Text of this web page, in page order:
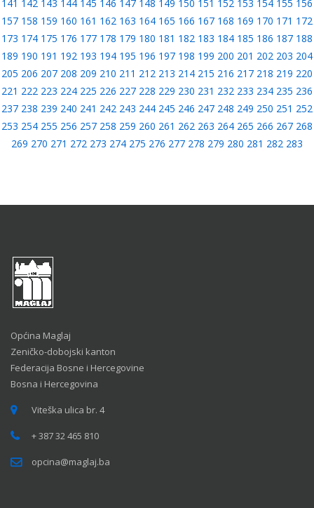
141 142 143 144 145 146 147 148 149 150 151 152 153 154 155 156
157 158 159 160 161 162 163 164 165 166 167 168 169 170 171 172
173 174 175 176 177 178 179 180 181 182 183 184 185 186 187 188
189 190 191 192 193 194 195 196 197 198 199 200 201 202 203 204
205 206 207 208 209 210 211 212 213 214 215 216 217 218 219 220
221 222 223 224 225 226 227 228 229 230 231 232 233 234 235 236
237 238 239 240 241 242 243 244 245 246 247 248 249 250 251 252
253 254 255 256 257 258 259 260 261 262 263 264 265 266 267 268
269 270 271 272 273 274 275 276 277 278 279 280 281 282 283
Općina Maglaj
Zeničko-dobojski kanton
Federacija Bosne i Hercegovine
Bosna i Hercegovina
Viteška ulica br. 4
+ 387 32 465 810
opcina@maglaj.ba